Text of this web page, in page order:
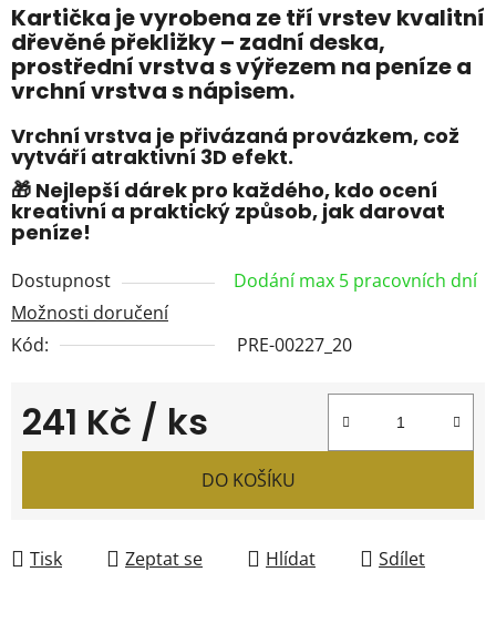
Kartička je vyrobena ze tří vrstev kvalitní
dřevěné překližky – zadní deska,
prostřední vrstva s výřezem na peníze a
vrchní vrstva s nápisem.
Vrchní vrstva je přivázaná provázkem, což
vytváří atraktivní 3D efekt.
🎁 Nejlepší dárek pro každého, kdo ocení
kreativní a praktický způsob, jak darovat
peníze!
Dostupnost
Dodání max 5 pracovních dní
Možnosti doručení
Kód:
PRE-00227_20
241 Kč / ks
Měrná cena:
DO KOŠÍKU
Tisk Zeptat se Hlídat Sdílet